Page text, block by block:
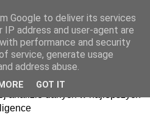
Google to deliver its services
IP address and user-agent are
performance and security
service, generate usage
address abuse.
GOT IT